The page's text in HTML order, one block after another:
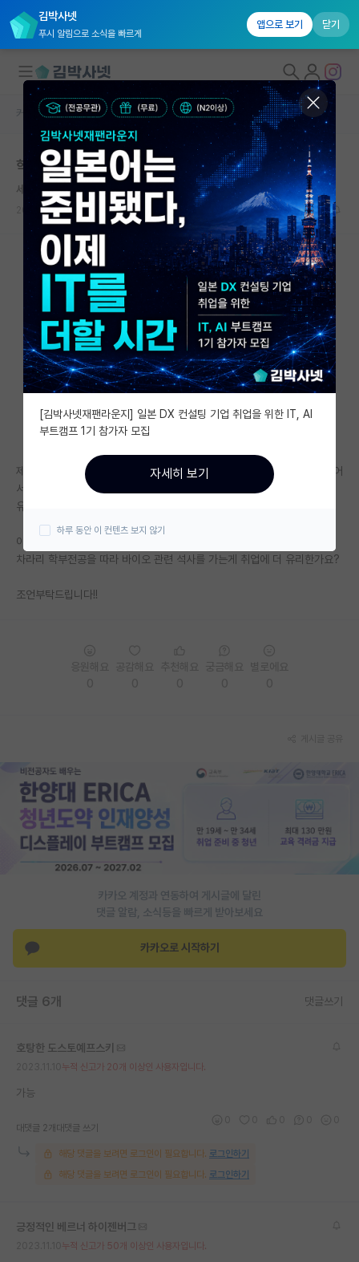
김박사넷
푸시 알림으로 소식을 빠르게
앱으로 보기 닫기
대학원생 모집
국내대학원 정보
연구실&오픈랩
커뮤니티
커뮤니티 홈
전체글보기
베스트 게시판
IF 명예의전당
자유 게시판(아무개랩)
미국 유학 게시판
미국 대학원 합격 후기 게시판
대학원생 모집 게시판
연구실(PI) 홍보 게시판
인문사회 계열 게시판
특수/전문대학원 게시판
반도체/AI 게시판
장학금/장학생 게시판
학술 정보 게시판
커리어
유학교육
반도체 아카데미
재팬라운지 🌸
커뮤니티 홈 자유 게시판(아무개랩)
학부 전공과 관련없는 석사 분야
세심한 마르셀 프루스트
2023.11.10 1685
제 학부 전공은 바이오인데요(생명공학) 바이오가 취업이 어렵다고 알고있어
서 약대쪽으로 대학원 석사 알아보게됐습니다.
유기합성을 이용한 약품제조화학 관련분야인데,
이런경우 석사 취업할때 문제가 생길까요?
차라리 학부전공을 따라 바이오 관련 석사를 가는게 취업에 더 유리한가요?
조언부탁드립니다!!
카카오 계정과 연동하여 게시글에 달린
댓글 알람, 소식등을 빠르게 받아보세요
카카오로 시작하기
댓글 6개 댓글쓰기
호탕한 도스토예프스키
누적 신고가 20개 이상인 사용자입니다.
가능
대댓글 2개 대댓글 쓰기
해당 댓글을 보려면 로그인이 필요합니다. 로그인하기
해당 댓글을 보려면 로그인이 필요합니다. 로그인하기
긍정적인 베르너 하이젠버그
누적 신고가 50개 이상인 사용자입니다.
[김박사넷재팬라운지] 일본 DX 컨설팅 기업 취업을 위한 IT, AI
부트캠프 1기 참가자 모집
자세히 보기
하루 동안 이 컨텐츠 보지 않기